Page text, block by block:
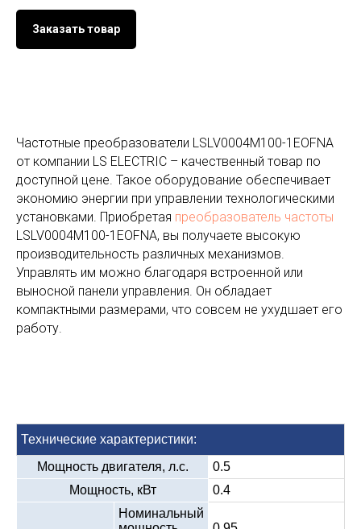
Заказать товар
Частотные преобразователи LSLV0004M100-1EOFNA
от компании LS ELECTRIC – качественный товар по
доступной цене. Такое оборудование обеспечивает
экономию энергии при управлении технологическими
установками. Приобретая преобразователь частоты
LSLV0004M100-1EOFNA, вы получаете высокую
производительность различных механизмов.
Управлять им можно благодаря встроенной или
выносной панели управления. Он обладает
компактными размерами, что совсем не ухудшает его
работу.
Технические характеристики:
Мощность двигателя, л.с.
0.5
Мощность, кВт
0.4
Номинальный